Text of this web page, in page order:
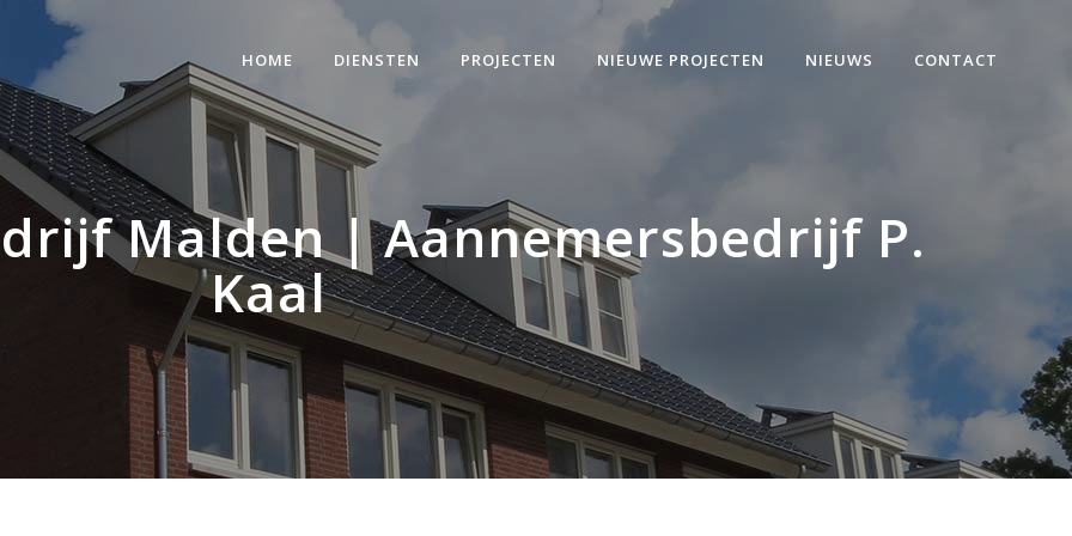
HOME DIENSTEN PROJECTEN NIEUWE PROJECTEN NIEUWS CONTACT
Malden | Aannemersbedrijf P.
Kaal